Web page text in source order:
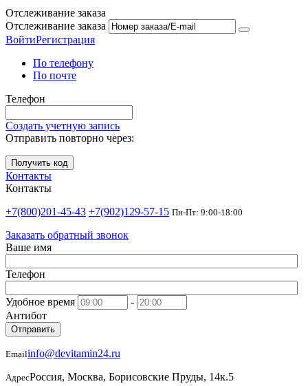
Отслеживание заказа
Отслеживание заказа
ВойтиРегистрация
По телефону
По почте
Телефон
Создать учетную запись
Отправить повторно через:
Получить код
Контакты
Контакты
+7(800)201-45-43 +7(902)129-57-15 Пн-Пт: 9:00-18:00
Заказать обратный звонок
Ваше имя
Телефон
Удобное время
-
Антибот
Отправить
Emailinfo@devitamin24.ru
АдресРоссия, Москва, Борисовские Пруды, 14к.5